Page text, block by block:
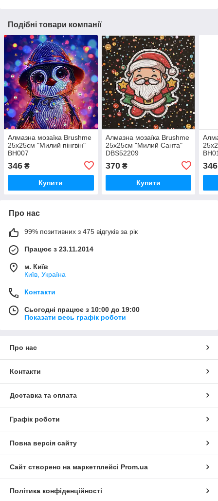
Подібні товари компанії
Алмазна мозаїка Brushme
25x25см "Милий пінгвін"
BH007
346 ₴
Купити
Алмазна мозаїка Brushme
25x25см "Милий Санта"
DBS52209
370₴
Купити
346
Про нас
99% позитивних з 475 відгуків за рік
Працює з 23.11.2014
м. Київ
Київ, Україна
Контакти
Сьогодні працює з 10:00 до 19:00
Показати весь графік роботи
Про нас
Контакти
Доставка та оплата
Графік роботи
Повна версія сайту
Сайт створено на маркетплейсі Prom.ua
Політика конфіденційності